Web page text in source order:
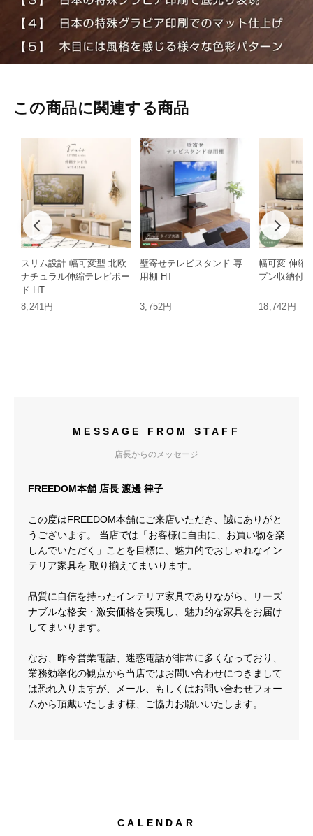
この商品に関連する商品
スリム設計 幅可変型 北欧
ナチュラル伸縮テレビボー
ド HT
8,241円
壁寄せテレビスタンド 専
用棚 HT
3,752円
幅可変 伸縮
プン収納付
18,742円
MESSAGE FROM STAFF
店長からのメッセージ
FREEDOM本舗 店長 渡邊 律子
この度はFREEDOM本舗にご来店いただき、誠にありがと
うございます。 当店では「お客様に自由に、お買い物を楽
しんでいただく」ことを目標に、魅力的でおしゃれなイン
テリア家具を 取り揃えてまいります。
品質に自信を持ったインテリア家具でありながら、リーズ
ナブルな格安・激安価格を実現し、魅力的な家具をお届け
してまいります。
なお、昨今営業電話、迷惑電話が非常に多くなっており、
業務効率化の観点から当店ではお問い合わせにつきまして
は恐れ入りますが、メール、もしくはお問い合わせフォー
ムから頂戴いたします様、ご協力お願いいたします。
CALENDAR